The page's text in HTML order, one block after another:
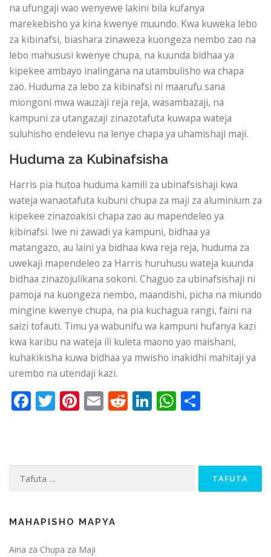
na ufungaji wao wenyewe lakini bila kufanya
marekebisho ya kina kwenye muundo. Kwa kuweka lebo
za kibinafsi, biashara zinaweza kuongeza nembo zao na
lebo mahususi kwenye chupa, na kuunda bidhaa ya
kipekee ambayo inalingana na utambulisho wa chapa
zao. Huduma za lebo za kibinafsi ni maarufu sana
miongoni mwa wauzaji reja reja, wasambazaji, na
kampuni za utangazaji zinazotafuta kuwapa wateja
suluhisho endelevu na lenye chapa ya uhamishaji maji.
Huduma za Kubinafsisha
Harris pia hutoa huduma kamili za ubinafsishaji kwa
wateja wanaotafuta kubuni chupa za maji za aluminium za
kipekee zinazoakisi chapa zao au mapendeleo ya
kibinafsi. Iwe ni zawadi ya kampuni, bidhaa ya
matangazo, au laini ya bidhaa kwa reja reja, huduma za
uwekaji mapendeleo za Harris huruhusu wateja kuunda
bidhaa zinazojulikana sokoni. Chaguo za ubinafsishaji ni
pamoja na kuongeza nembo, maandishi, picha na miundo
mingine kwenye chupa, na pia kuchagua rangi, faini na
saizi tofauti. Timu ya wabunifu wa kampuni hufanya kazi
kwa karibu na wateja ili kuleta maono yao maishani,
kuhakikisha kuwa bidhaa ya mwisho inakidhi mahitaji ya
urembo na utendaji kazi.
Facebook
Twitter
Pinterest
EmailReddit
LinkedIn
WhatsApp
Tafuta
MAHAPISHO MAPYA
Aina za Chupa za Maji